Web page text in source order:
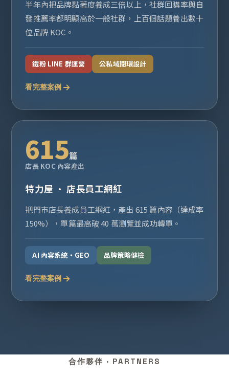
半年內把品牌黏著度養成三倍以上，社群回購率與自
發推薦率都明顯高於一般社群，上百個話題養出數十
位品牌 KOC。
鐵粉 LINE 群運營 公私域閉環設計
看完整案例
615篇
店長 KOC 內容產出
特力屋 · 店長員工網紅
把門市店長養成員工網紅，產出 615 篇內容（達成率
150%），單篇最高破 40 萬瀏覽並成功轉單。
AI 內容系統・GEO 品牌策略健檢
看完整案例
合作夥伴 · PARTNERS